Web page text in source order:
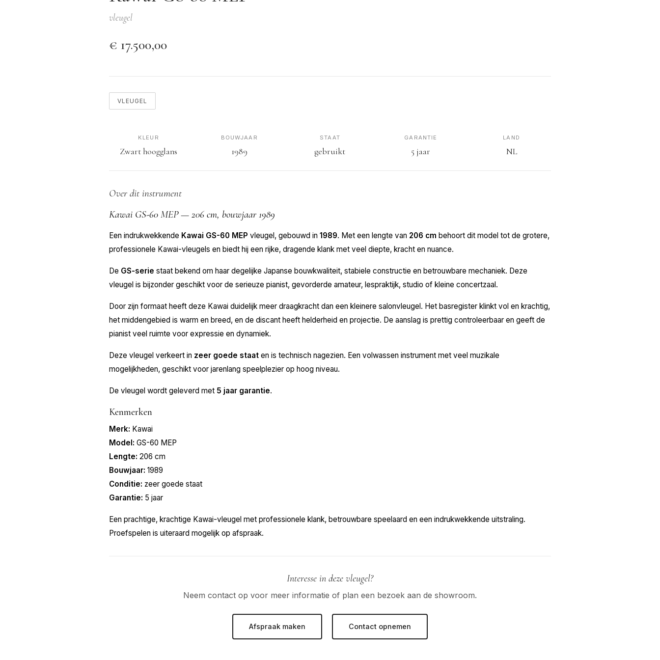
vleugel
€ 17.500,00
VLEUGEL
KLEUR
Zwart hoogglans
BOUWJAAR
1989
STAAT
gebruikt
GARANTIE
5 jaar
LAND
NL
Over dit instrument
Kawai GS-60 MEP — 206 cm, bouwjaar 1989
Een indrukwekkende Kawai GS-60 MEP vleugel, gebouwd in 1989. Met een lengte van 206 cm behoort dit model tot de grotere,
professionele Kawai-vleugels en biedt hij een rijke, dragende klank met veel diepte, kracht en nuance.
De GS-serie staat bekend om haar degelijke Japanse bouwkwaliteit, stabiele constructie en betrouwbare mechaniek. Deze
vleugel is bijzonder geschikt voor de serieuze pianist, gevorderde amateur, lespraktijk, studio of kleine concertzaal.
Door zijn formaat heeft deze Kawai duidelijk meer draagkracht dan een kleinere salonvleugel. Het basregister klinkt vol en krachtig,
het middengebied is warm en breed, en de discant heeft helderheid en projectie. De aanslag is prettig controleerbaar en geeft de
pianist veel ruimte voor expressie en dynamiek.
Deze vleugel verkeert in zeer goede staat en is technisch nagezien. Een volwassen instrument met veel muzikale
mogelijkheden, geschikt voor jarenlang speelplezier op hoog niveau.
De vleugel wordt geleverd met 5 jaar garantie.
Kenmerken
Merk: Kawai
Model: GS-60 MEP
Lengte: 206 cm
Bouwjaar: 1989
Conditie: zeer goede staat
Garantie: 5 jaar
Een prachtige, krachtige Kawai-vleugel met professionele klank, betrouwbare speelaard en een indrukwekkende uitstraling.
Proefspelen is uiteraard mogelijk op afspraak.
Interesse in deze vleugel?
Neem contact op voor meer informatie of plan een bezoek aan de showroom.
Afspraak maken Contact opnemen